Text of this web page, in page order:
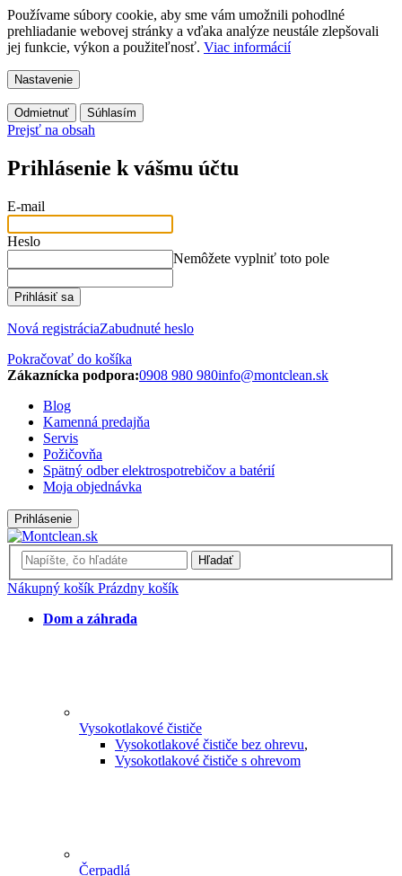
Používame súbory cookie, aby sme vám umožnili pohodlné
prehliadanie webovej stránky a vďaka analýze neustále zlepšovali
jej funkcie, výkon a použiteľnosť. Viac informácií
Nastavenie
Odmietnuť Súhlasím
Prejsť na obsah
Prihlásenie k vášmu účtu
E-mail
Heslo
Nemôžete vyplniť toto pole
Prihlásiť sa
Nová registráciaZabudnuté heslo
Pokračovať do košíka
Zákaznícka podpora:0908 980 980info@montclean.sk
Blog
Kamenná predajňa
Servis
Požičovňa
Spätný odber elektrospotrebičov a batérií
Moja objednávka
Prihlásenie
Hľadať
Nákupný košík Prázdny košík
Dom a záhrada
Vysokotlakové čističe
Vysokotlakové čističe bez ohrevu,
Vysokotlakové čističe s ohrevom
Čerpadlá